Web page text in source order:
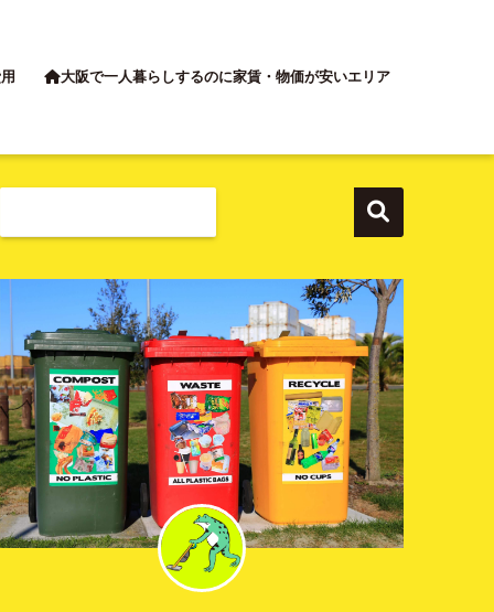
大阪で一人暮らしするのに家賃・物価が安いエリア